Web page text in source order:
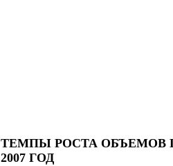
ТЕМПЫ РОСТА ОБЪЕМОВ
2007 ГОД